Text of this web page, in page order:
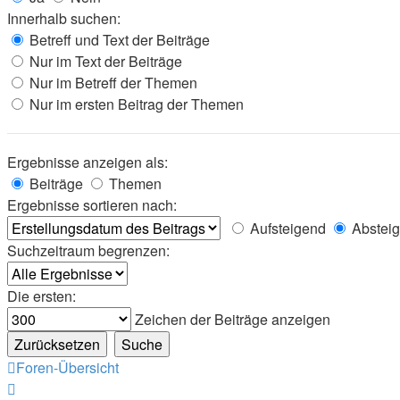
Innerhalb suchen:
Betreff und Text der Beiträge
Nur im Text der Beiträge
Nur im Betreff der Themen
Nur im ersten Beitrag der Themen
Ergebnisse anzeigen als:
Beiträge
Themen
Ergebnisse sortieren nach:
Aufsteigend
Suchzeitraum begrenzen:
Die ersten:
Zeichen der Beiträge anzeigen
Foren-Übersicht